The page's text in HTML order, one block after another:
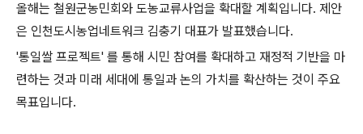
올해는 철원군농민회와 도농교류사업을 확대할 계획입니다. 제안
은 인천도시농업네트워크 김충기 대표가 발표했습니다.
'통일쌀 프로젝트' 를 통해 시민 참여를 확대하고 재정적 기반을 마
련하는 것과 미래 세대에 통일과 논의 가치를 확산하는 것이 주요
목표입니다.